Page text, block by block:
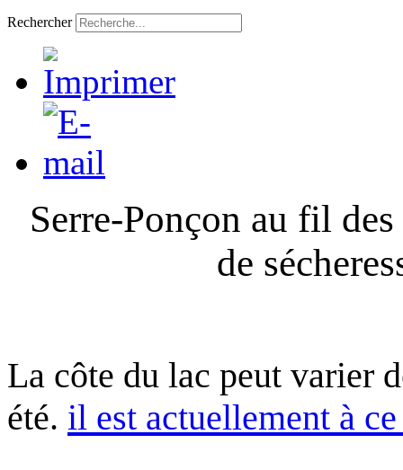
Rechercher
Serre-Ponçon au fil
de
La côte du lac peut varier
été. il est actuellement à